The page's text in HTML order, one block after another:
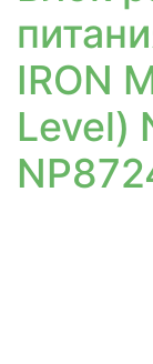
IRON
Level)